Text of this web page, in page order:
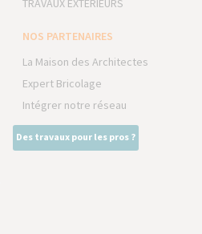
TRAVAUX EXTÉRIEURS
NOS PARTENAIRES
La Maison des Architectes
Expert Bricolage
Intégrer notre réseau
Des travaux pour les pros ?